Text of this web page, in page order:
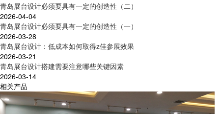
青岛展台设计必须要具有一定的创造性（二）
2026-04-04
青岛展台设计必须要具有一定的创造性（一）
2026-03-28
青岛展台设计：低成本如何取得z佳参展效果
2026-03-21
青岛展台设计搭建需要注意哪些关键因素
2026-03-14
相关产品